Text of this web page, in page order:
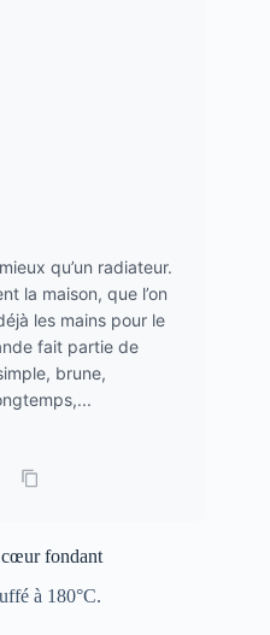
qu’un radiateur.
la maison, que l’on
les mains pour le
fait partie de
brune,
cœur fondant
à 180°C.